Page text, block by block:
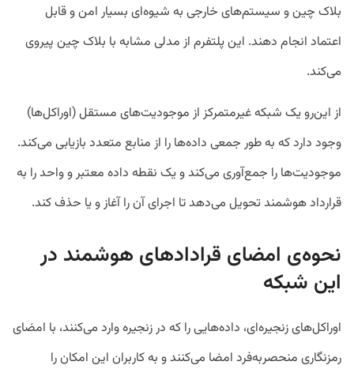
بلاک چین و سیستم‌های خارجی به شیوه‌ای بسیار امن و قابل
اعتماد انجام دهند. این پلتفرم از مدلی مشابه با بلاک چین پیروی
می‌کند.
از این‌رو یک شبکه غیرمتمرکز از موجودیت‌های مستقل (اوراکل‌ها)
وجود دارد که به طور جمعی داده‌ها را از منابع متعدد بازیابی می‌کند.
موجودیت‌ها را جمع‌آوری می‌کند و یک نقطه داده معتبر و واحد را به
قرارداد هوشمند تحویل می‌دهد تا اجرای آن را آغاز و یا حذف کند.
نحوه‌ی امضای قرادادهای هوشمند در
این شبکه
اوراکل‌های زنجیره‌ای، داده‌هایی را که در زنجیره وارد می‌کنند، با امضای
رمزنگاری منحصربه‌فرد امضا می‌کنند و به کاربران این امکان را